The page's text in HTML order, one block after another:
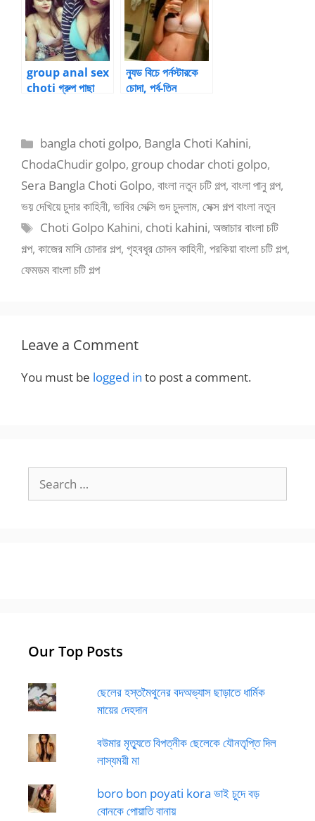
group anal sex
choti গ্রুপ পাছা
ন্যুড বিচে পর্নস্টারকে
চোদা, পর্ব-তিন
Categories
bangla choti golpo, Bangla Choti Kahini,
ChodaChudir golpo, group chodar choti golpo,
Sera Bangla Choti Golpo, বাংলা নতুন চটি গল্প, বাংলা পানু গল্প,
ভয় দেখিয়ে চুদার কাহিনী, ভাবির সেক্সি গুদ চুদলাম, সেক্স গল্প বাংলা নতুন
Tags
Choti Golpo Kahini, choti kahini,অজাচার বাংলা চটি
গল্প, কাজের মাসি চোদার গল্প, গৃহবধূর চোদন কাহিনী, পরকিয়া বাংলা চটি গল্প,
ফেমডম বাংলা চটি গল্প
Leave a Comment
You must be logged in to post a comment.
for:
Our Top Posts
ছেলের হস্তমৈথুনের বদঅভ্যাস ছাড়াতে ধার্মিক
মায়ের দেহদান
বউমার মৃত্যুতে বিপত্নীক ছেলেকে যৌনতৃপ্তি দিল
লাস্যময়ী মা
boro bon poyati kora ভাই চুদে বড়
বোনকে পোয়াতি বানায়